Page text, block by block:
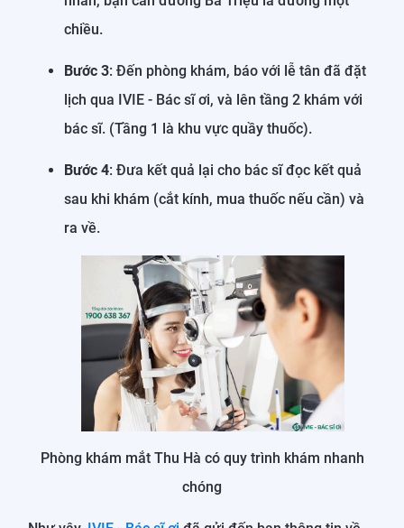
chiều.
Bước 3: Đến phòng khám, báo với lễ tân đã đặt
lịch qua IVIE - Bác sĩ ơi, và lên tầng 2 khám với
bác sĩ. (Tầng 1 là khu vực quầy thuốc).
Bước 4: Đưa kết quả lại cho bác sĩ đọc kết quả
sau khi khám (cắt kính, mua thuốc nếu cần) và
ra về.
Phòng khám mắt Thu Hà có quy trình khám nhanh
chóng